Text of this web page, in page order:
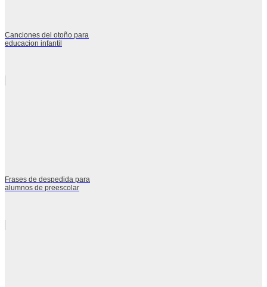
Canciones del otoño para
educacion infantil
Frases de despedida para
alumnos de preescolar